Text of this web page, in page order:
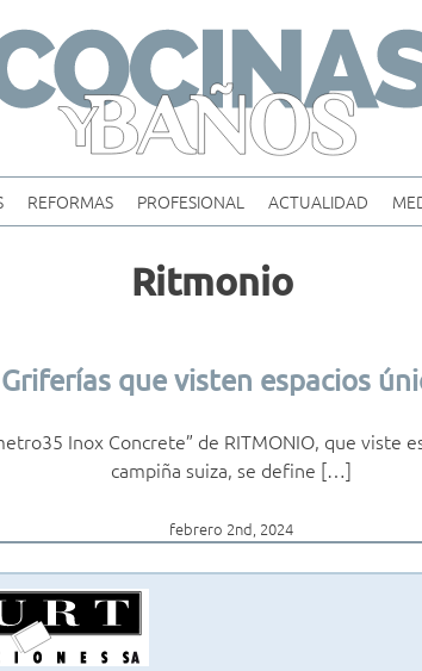
content
REFORMAS PROFESIONAL ACTUALIDAD
Ritmonio
Griferías que visten espacios
Inox Concrete” de RITMONIO, que viste
campiña suiza, se define […]
febrero 2nd, 2024